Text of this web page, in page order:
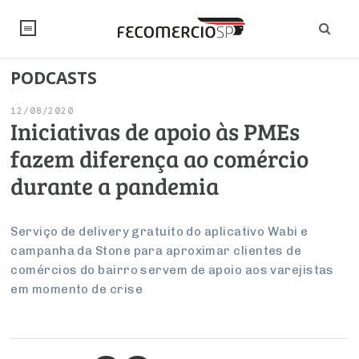
NOTÍCIAS
Editorial
Artigos
Institucional
PROJETOS ESPECIAIS:
UM BRASIL
Economia
Pesquisas
Brasil
Internacional
Modernização do Estado
Trabalho
Empresas
Arbitragem e Mediação
Negócios
Varejo
Serviços
Sustentabilidade
SINDICATOS
PESQUISAS
INSTITUCIONAL
Sobre
Negociações Coletivas
CONSELHOS
PODCASTS
12/08/2020
Iniciativas de apoio às PMEs
fazem diferença ao comércio
durante a pandemia
Serviço de delivery gratuito do aplicativo Wabi e
campanha da Stone para aproximar clientes de
comércios do bairro servem de apoio aos varejistas
em momento de crise